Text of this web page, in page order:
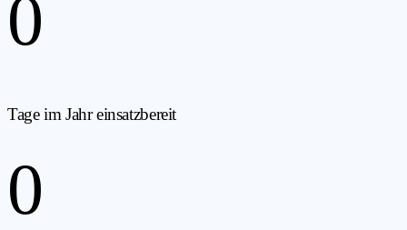
0
Tage im Jahr einsatzbereit
0